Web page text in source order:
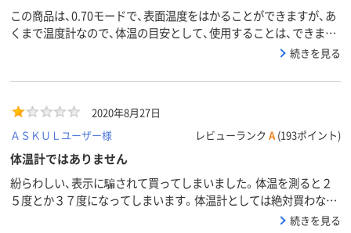
この商品は、0.70モードで、表面温度をはかることができますが、あ
くまで温度計なので、体温の目安として、使用することは、できま
す。あくまで温度計なので、体温が気になる方は、他メーカの体温計
続きを見る
2020年8月27日
ＡＳＫＵＬユーザー様
レビューランク A (193ポイント)
体温計ではありません
紛らわしい、表示に騙されて買ってしまいました。体温を測ると２
５度とか３７度になってしまいます。体温計としては絶対買わない
続きを見る